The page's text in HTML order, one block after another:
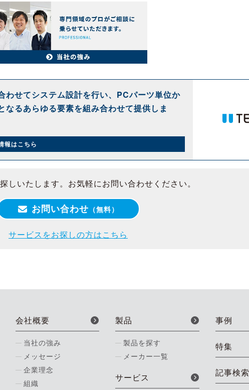
わせてシステム設計を行い、PCパーツ単位か
るあらゆる要素を組み合わせて提供しま
報はこちら
しいたします。お気軽にお問い合わせください。
お問い合わせ （無料）
サービスをお探しの方はこちら
会社概要
当社の強み
メッセージ
企業理念
組織
製品
製品を探す
メーカー一覧
サービス
事例
特集
記事検索